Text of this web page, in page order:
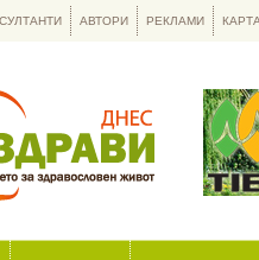
АВТОРИ РЕКЛАМИ